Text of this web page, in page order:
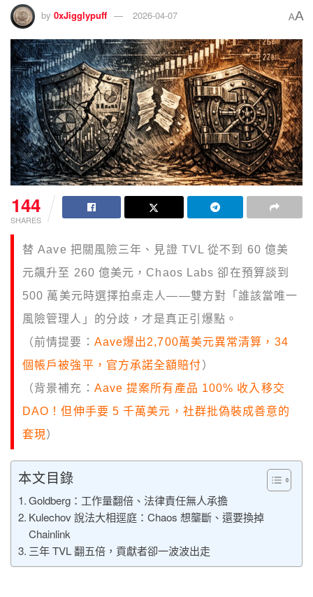
by 0xJigglypuff 2026-04-07 AA
144
SHARES
替 Aave 把關風險三年、見證 TVL 從不到 60 億美
元飆升至 260 億美元，Chaos Labs 卻在預算談到
500 萬美元時選擇拍桌走人——雙方對「誰該當唯一
風險管理人」的分歧，才是真正引爆點。
（前情提要： Aave爆出2,700萬美元異常清算，34
個帳戶被強平，官方承諾全額賠付）
（背景補充： Aave 提案所有產品 100% 收入移交
DAO！但伸手要 5 千萬美元，社群批偽裝成善意的
套現）
本文目錄
Goldberg：工作量翻倍、法律責任無人承擔
Kulechov 說法大相逕庭：Chaos 想壟斷、還要換掉
Chainlink
三年 TVL 翻五倍，貢獻者卻一波波出走